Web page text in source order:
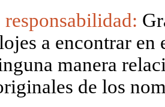
responsabilidad:
a encontrar
manera
de los